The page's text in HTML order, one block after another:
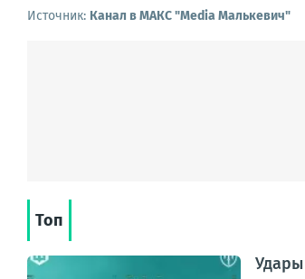
Источник: Канал в МАКС "Media Малькевич"
Топ